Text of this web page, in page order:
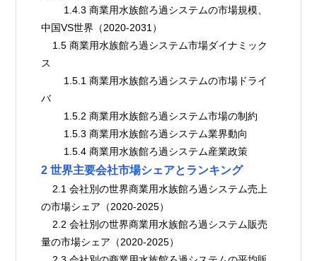
中国VS世界（2020-2031）
ス
バ
        1.5.2 商業用水族館ろ過システム市場の制約
        1.5.3 商業用水族館ろ過システム業界動向
        1.5.4 商業用水族館ろ過システム産業政策
2 世界主要会社市場シェアとランキング
の市場シェア（2020-2025）
量の市場シェア（2020-2025）